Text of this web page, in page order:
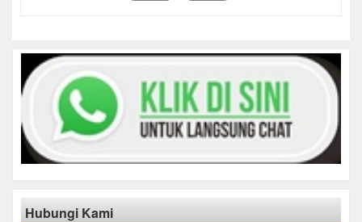
Hubungi Kami